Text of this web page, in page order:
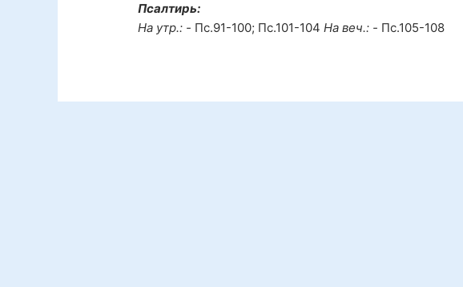
Псалтирь:
На утр.: - Пс.91-100; Пс.101-104 На веч.: - Пс.105-108